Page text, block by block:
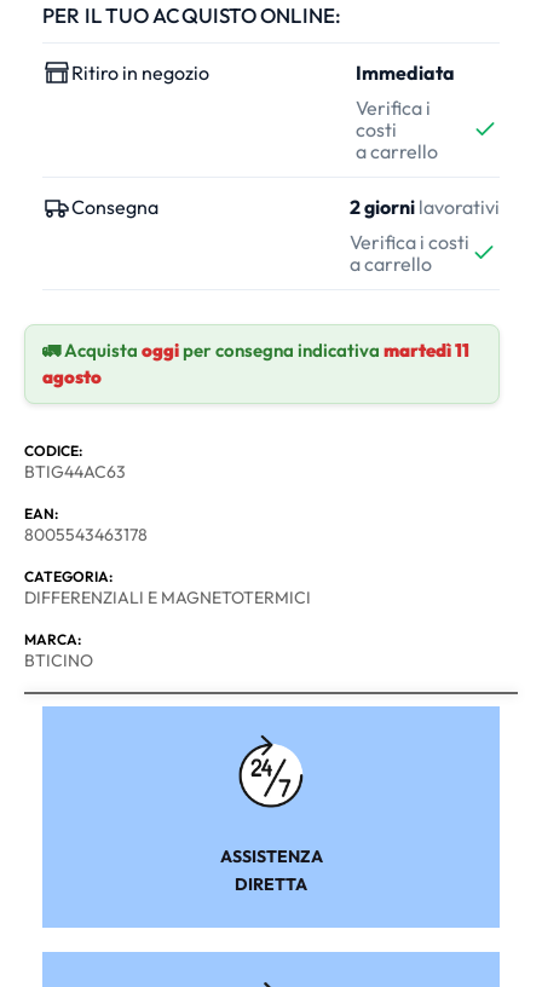
PER IL TUO ACQUISTO ONLINE:
Ritiro in negozio
Immediata
Verifica i
costi
a carrello
Consegna 2 giorni lavorativi
Verifica i costi
a carrello
🚛 Acquista oggiper consegna indicativa martedì 11
agosto
CODICE:
BTIG44AC63
EAN:
8005543463178
CATEGORIA:
DIFFERENZIALI E MAGNETOTERMICI
MARCA:
BTICINO
ASSISTENZA
DIRETTA